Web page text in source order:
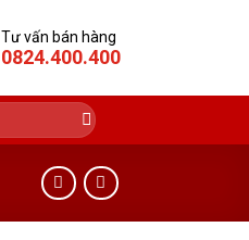
Tư vấn bán hàng
0824.400.400